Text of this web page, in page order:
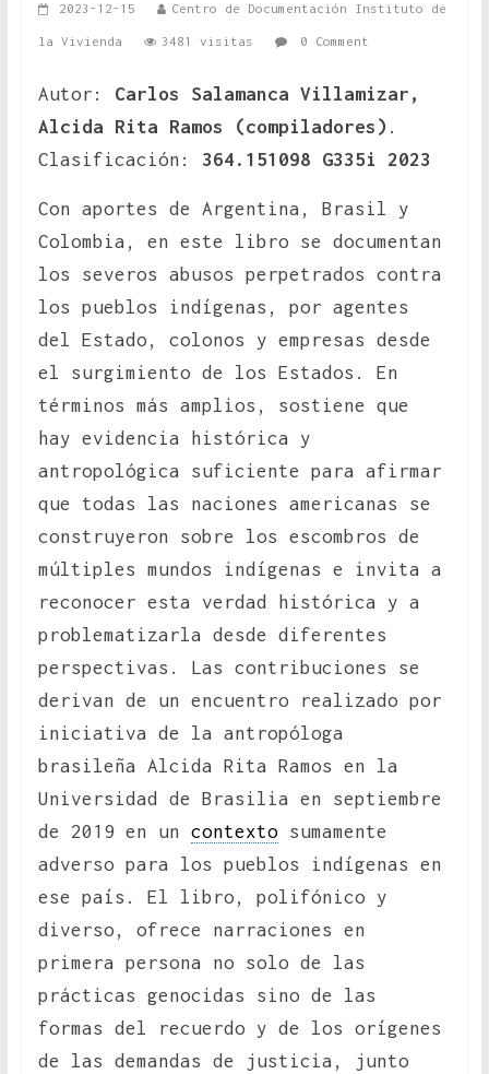
2023-12-15 Centro de Documentación Instituto de
la Vivienda 3481 visitas 0 Comment
Autor: Carlos Salamanca Villamizar,
Alcida Rita Ramos (compiladores) .
Clasificación: 364.151098 G335i 2023
Con aportes de Argentina, Brasil y
Colombia, en este libro se documentan
los severos abusos perpetrados contra
los pueblos indígenas, por agentes
del Estado, colonos y empresas desde
el surgimiento de los Estados. En
términos más amplios, sostiene que
hay evidencia histórica y
antropológica suficiente para afirmar
que todas las naciones americanas se
construyeron sobre los escombros de
múltiples mundos indígenas e invita a
reconocer esta verdad histórica y a
problematizarla desde diferentes
perspectivas. Las contribuciones se
derivan de un encuentro realizado por
iniciativa de la antropóloga
brasileña Alcida Rita Ramos en la
Universidad de Brasilia en septiembre
de 2019 en un contextosumamente
adverso para los pueblos indígenas en
ese país. El libro, polifónico y
diverso, ofrece narraciones en
primera persona no solo de las
prácticas genocidas sino de las
formas del recuerdo y de los orígenes
de las demandas de justicia, junto